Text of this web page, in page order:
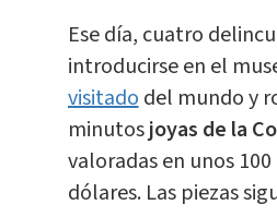
Ese día, cuatro
introducirse en el
visitadodel mundo y
minutosjoyas de la
valoradas en unos
dólares. Las piezas